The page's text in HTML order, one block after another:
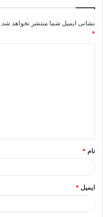
نشانی ایمیل شما منتشر نخواهد شد.
*
نام *
ایمیل *